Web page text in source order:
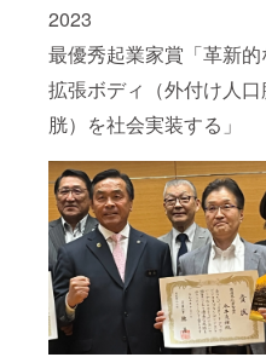
2023
最優秀起業家賞「革新的
拡張ボディ（外付け人口
胱）を社会実装する」